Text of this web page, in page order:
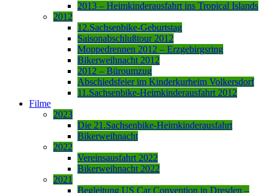
2013 – Heimkinderausfahrt ins Tropical Islands
2012
12.Sachsenbike-Geburtstag
Saisonabschlußtour 2012
Moppedrennen 2012 – Erzgebirgsring
Bikerweihnacht 2012
2012 – Büroumzug
Abschiedsfeier im Kinderkurheim Volkersdorf
11.Sachsenbike-Heimkinderausfahrt 2012
Filme
2023
Die 21.Sachsenbike-Heimkinderausfahrt
Bikerweihnacht
2022
Vereinsausfahrt 2022
Bikerweihnacht 2022
2021
Begleitung US Car Convention in Dresden –